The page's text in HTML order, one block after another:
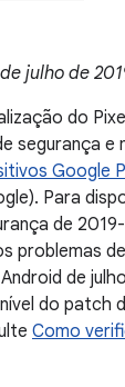
julho de
do
segurança e
Google
Para
de
problemas
de
do patch
Como